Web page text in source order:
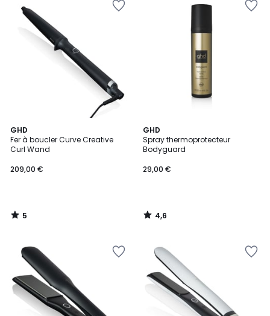
GHD
Fer à boucler Curve Creative
Curl Wand
209,00 €
5
/
5
5
/
GHD
Spray thermoprotecteur
Bodyguard
29,00 €
4,6
/ 5
4,6
/